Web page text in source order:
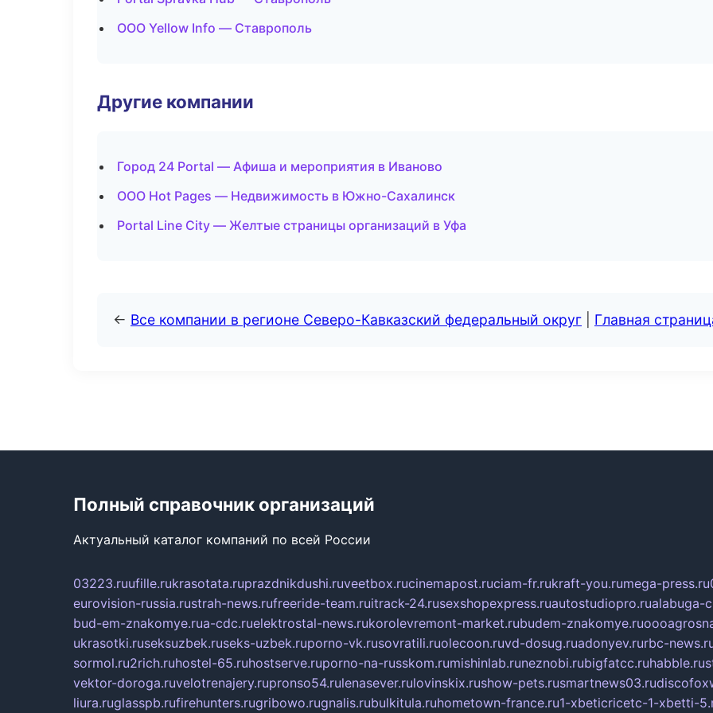
ООО Yellow Info — Ставрополь
Другие компании
Город 24 Portal — Афиша и мероприятия в Иваново
ООО Hot Pages — Недвижимость в Южно-Сахалинск
Portal Line City — Желтые страницы организаций в Уфа
← Все компании в регионе Северо-Кавказский федеральный округ Главная
Полный справочник организаций
Актуальный каталог компаний по всей России
03223.ruufille.rukrasotata.ruprazdnikdushi.ruveetbox.rucinemapost.ruciam-fr.rukraft-you.rumega-press.ru
eurovision-russia.rustrah-news.rufreeride-team.ruitrack-24.rusexshopexpress.ruautostudiopro.rualabuga-
bud-em-znakomye.rua-cdc.ruelektrostal-news.rukorolevremont-market.rubudem-znakomye.ru
ukrasotki.ruseksuzbek.ruseks-uzbek.ruporno-vk.rusovratili.ruolecoon.ruvd-dosug.ruadonyev.rurbc-
sormol.ru2rich.ruhostel-65.ruhostserve.ruporno-na-russkom.rumishinlab.runeznobi.rubigfatcc.ruhabble.ru
vektor-doroga.ruvelotrenajery.rupronso54.rulenasever.rulovinskix.rushow-pets.rusmartnews03.ru
liura.ruglasspb.rufirehunters.rugribowo.rugnalis.rubulkitula.ruhometown-france.ru1-xbeticricetc-1-xbetti-